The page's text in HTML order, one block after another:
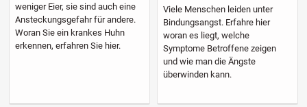
weniger Eier, sie sind auch eine
Ansteckungsgefahr für andere.
Woran Sie ein krankes Huhn
erkennen, erfahren Sie hier.
Viele Menschen leiden unter
Bindungsangst. Erfahre hier
woran es liegt, welche
Symptome Betroffene zeigen
und wie man die Ängste
überwinden kann.